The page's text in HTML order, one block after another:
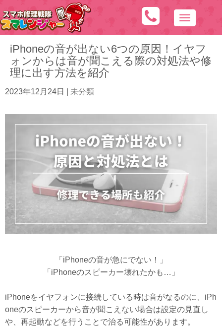
N
a
v
i
i
iPhoneの音が出ない6つの原因！イヤフ
ォンからは音が聞こえる際の対処法や修
理に出す方法を紹介
2023年12月24日 未分類
「iPhoneの音が急にでない！」
「iPhoneのスピーカー壊れたかも…」
iPhoneをイヤフォンに接続している時は音がなるのに、iPh
oneのスピーカーから音が聞こえない場合は設定の見直し
や、再起動などを行うことで治る可能性があります。